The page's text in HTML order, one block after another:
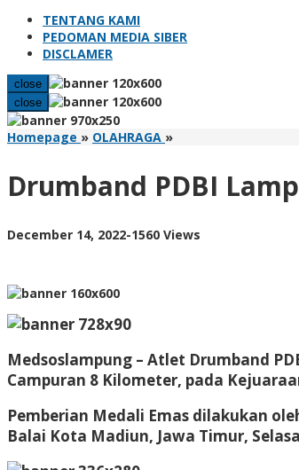
TENTANG KAMI
PEDOMAN MEDIA SIBER
DISCLAMER
close
close
Homepage » OLAHRAGA »Drumband
Raih
Drumband PDBI
December 14, 2022by
-1560 Views
Medsoslampung – Atlet Drumband
Campuran 8 Kilometer, pada
Pemberian Medali Emas dilakukan
Balai Kota Madiun, Jawa Timur,